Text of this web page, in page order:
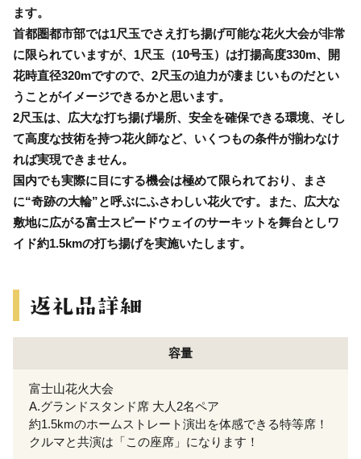
ます。
首都圏都市部では1尺玉でさえ打ち揚げ可能な花火大会が非常
に限られていますが、1尺玉（10号玉）は打揚高度330m、開
花時直径320mですので、2尺玉の迫力が凄まじいものだとい
うことがイメージできるかと思います。
2尺玉は、広大な打ち揚げ場所、安全を確保できる環境、そし
て高度な技術を持つ花火師など、いくつもの条件が揃わなけ
れば実現できません。
国内でも実際に目にする機会は極めて限られており、まさ
に“奇跡の大輪”と呼ぶにふさわしい花火です。また、広大な
敷地に広がる富士スピードウェイのサーキットを舞台としワ
イド約1.5kmの打ち揚げを実施いたします。
容量
富士山花火大会
A.グランドスタンド席 大人2名ペア
約1.5kmのホームストレート演出を体感できる特等席！
クルマと共演は「この座席」になります！